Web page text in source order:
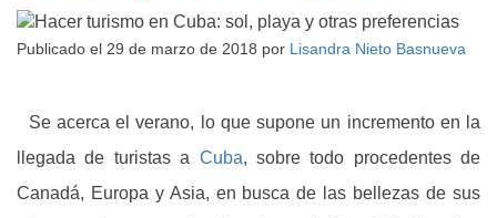
Publicado el 29 de marzo de 2018 por Lisandra Nieto Basnueva
Se acerca el verano, lo que supone un incremento en la
llegada de turistas a Cuba, sobre todo procedentes de
Canadá, Europa y Asia, en busca de las bellezas de sus